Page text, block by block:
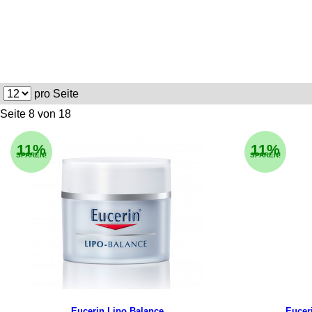
pro Seite
Seite 8 von 18
11%
SPAREN! 11%
SPAREN!